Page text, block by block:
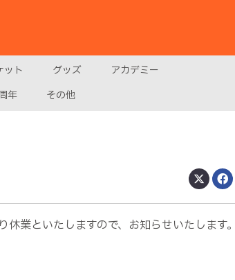
ット グッズ
アカデミー
年 その他
業といたしますので、お知らせいたします。